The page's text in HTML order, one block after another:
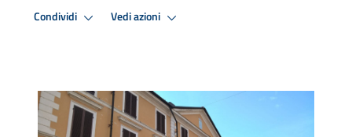
Condividi Vedi azioni